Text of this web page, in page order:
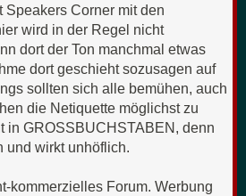
Speakers Corner mit den
wird in der Regel nicht
dort der Ton manchmal etwas
dort geschieht sozusagen auf
sollten sich alle bemühen, auch
die Netiquette möglichst zu
in GROSSBUCHSTABEN, denn
und wirkt unhöflich.
kommerzielles Forum. Werbung